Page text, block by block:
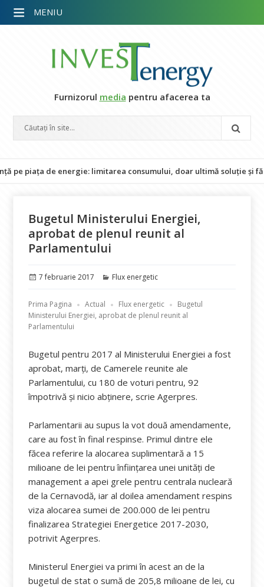
Furnizorul media pentru afacerea ta
de energie: limitarea consumului, doar ultimă soluție și fără
Bugetul Ministerului Energiei,
aprobat de plenul reunit al
Parlamentului
Publicat
7 februarie 2017 Categorii
Flux energetic
Prima Pagina Actual Flux energetic
Bugetul
Ministerului Energiei, aprobat de plenul reunit al
Parlamentului
Bugetul pentru 2017 al Ministerului Energiei a fost
aprobat, marți, de Camerele reunite ale
Parlamentului, cu 180 de voturi pentru, 92
împotrivă și nicio abținere, scrie Agerpres.
Parlamentarii au supus la vot două amendamente,
care au fost în final respinse. Primul dintre ele
făcea referire la alocarea suplimentară a 15
milioane de lei pentru înființarea unei unități de
management a apei grele pentru centrala nucleară
de la Cernavodă, iar al doilea amendament respins
viza alocarea sumei de 200.000 de lei pentru
finalizarea Strategiei Energetice 2017-2030,
potrivit Agerpres.
Ministerul Energiei va primi în acest an de la
bugetul de stat o sumă de 205,8 milioane de lei, cu
MENIU